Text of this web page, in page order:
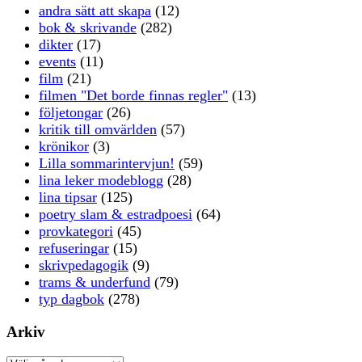
andra sätt att skapa (12)
bok & skrivande (282)
dikter (17)
events (11)
film (21)
filmen "Det borde finnas regler" (13)
följetongar (26)
kritik till omvärlden (57)
krönikor (3)
Lilla sommarintervjun! (59)
lina leker modeblogg (28)
lina tipsar (125)
poetry slam & estradpoesi (64)
provkategori (45)
refuseringar (15)
skrivpedagogik (9)
trams & underfund (79)
typ dagbok (278)
Arkiv